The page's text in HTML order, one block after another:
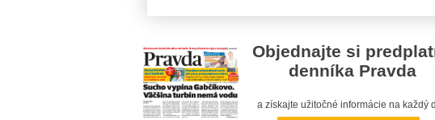
Objednajte si
denníka Pravda
a získajte užitočné informácie na každý